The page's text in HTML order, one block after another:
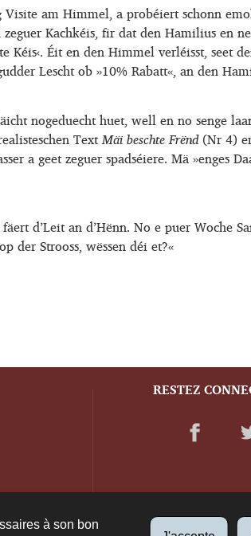
à son bon
am Himmel, a probéiert schonn
Kachkéis, fir dat den Hamilius en
Éit en den Himmel verléisst, seet
Lescht ob »10% Rabatt«, an den
nogeduecht huet, well en no senge
TextMäi beschte Frënd(Nr 4)
a geet zeguer spadséiere. Mä »enges
d’Leit an d’Hënn. No e puer Woche
der Strooss, wëssen déi et?«
RESTEZ